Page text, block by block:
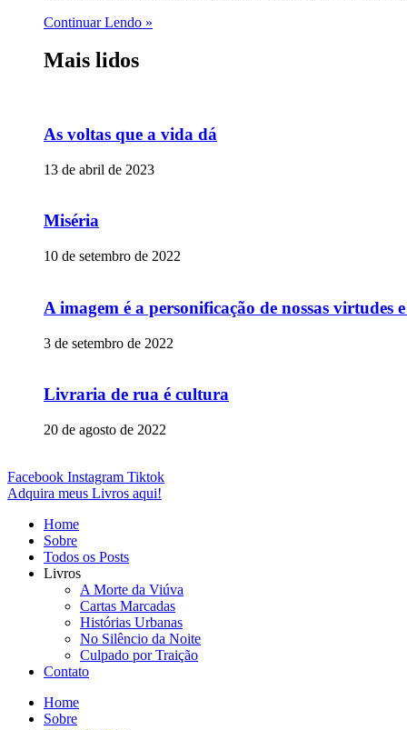
Continuar Lendo »
Mais lidos
As voltas que a vida dá
13 de abril de 2023
Miséria
10 de setembro de 2022
A imagem é a personificação de nossas virtudes
3 de setembro de 2022
Livraria de rua é cultura
20 de agosto de 2022
Facebook Instagram Tiktok
Adquira meus Livros aqui!
Home
Sobre
Todos os Posts
Livros
A Morte da Viúva
Cartas Marcadas
Histórias Urbanas
No Silêncio da Noite
Culpado por Traição
Contato
Home
Sobre